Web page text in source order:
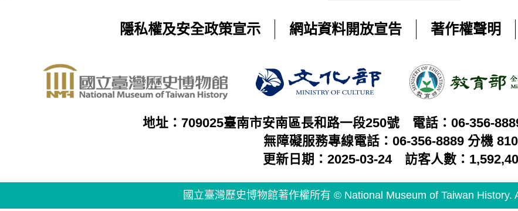
隱私權及安全政策宣示 網站資料開放宣告 著作權聲明
地址：709025臺南市安南區長和路一段250號 電話：06-356-
無障礙服務專線電話：06-356-8889 分機
更新日期：2025-03-24
訪客人數：
國立臺灣歷史博物館著作權所有 © National Museum of Taiwan History.